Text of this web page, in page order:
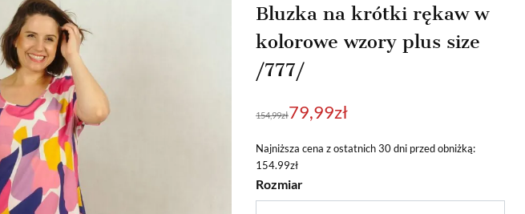
Bluzka na krótki rękaw w
kolorowe wzory plus size
/777/
154,99zł
Pierwotna
wynosiła:
154,99zł.
79,99zł
Aktualna
wynosi:
79,99zł.
Najniższa cena z ostatnich 30 dni przed obniżką:
154.99zł
Rozmiar